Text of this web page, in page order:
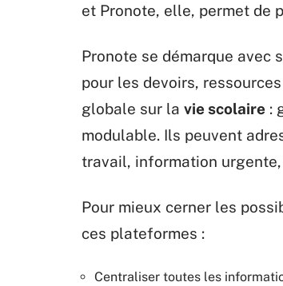
et Pronote, elle, permet de
Pronote se démarque avec
pour les devoirs,
globale sur la vie scolaire :
modulable. Ils peuvent
travail, information
Pour mieux cerner les
ces plateformes :
Centraliser toutes les